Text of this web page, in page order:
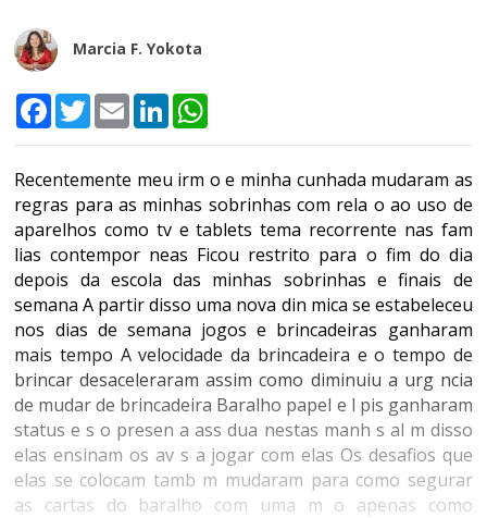
Marcia F. Yokota
Facebook
TwitterEmail LinkedIn
Recentemente meu irm o e minha cunhada mudaram as
regras para as minhas sobrinhas com rela o ao uso de
aparelhos como tv e tablets tema recorrente nas fam
lias contempor neas Ficou restrito para o fim do dia
depois da escola das minhas sobrinhas e finais de
semana A partir disso uma nova din mica se estabeleceu
nos dias de semana jogos e brincadeiras ganharam
mais tempo A velocidade da brincadeira e o tempo de
brincar desaceleraram assim como diminuiu a urg ncia
de mudar de brincadeira Baralho papel e l pis ganharam
status e s o presen a ass dua nestas manh s al m disso
elas ensinam os av s a jogar com elas Os desafios que
elas se colocam tamb m mudaram para como segurar
as cartas do baralho com uma m o apenas como